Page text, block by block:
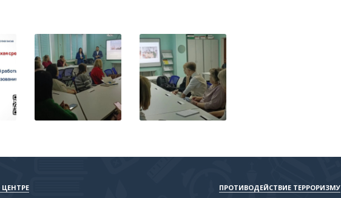
ЦЕНТРЕ ПРОТИВОДЕЙСТВИЕ ТЕРРОРИЗМУ